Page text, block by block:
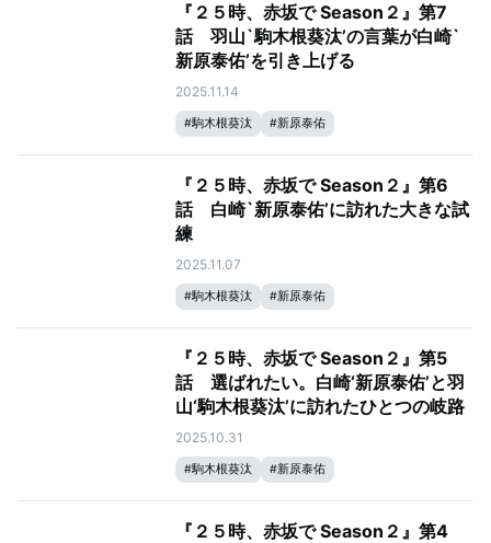
『２５時、赤坂で Season２』第7
話 羽山`駒木根葵汰’の言葉が白崎`
新原泰佑’を引き上げる
2025.11.14
#駒木根葵汰 #新原泰佑
『２５時、赤坂で Season２』第6
話 白崎`新原泰佑’に訪れた大きな試
練
2025.11.07
#駒木根葵汰 #新原泰佑
『２５時、赤坂で Season２』第5
話 選ばれたい。白崎‘新原泰佑’と羽
山‘駒木根葵汰’に訪れたひとつの岐路
2025.10.31
#駒木根葵汰 #新原泰佑
『２５時、赤坂で Season２』第4